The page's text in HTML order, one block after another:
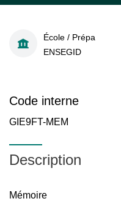
École / Prépa
ENSEGID
Code interne
GIE9FT-MEM
Description
Mémoire